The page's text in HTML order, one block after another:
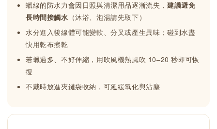
蠟線的防水力會因日照與清潔用品逐漸流失， 建議避免
長時間接觸水 （沐浴、泡湯請先取下）
水分進入後線體可能變軟、分叉或產生異味；碰到水盡
快用乾布擦乾
若蠟過多、不好伸縮，用吹風機熱風吹 10–20 秒即可恢
復
不戴時放進夾鏈袋收納，可延緩氧化與沾塵